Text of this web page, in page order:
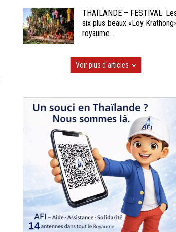
THAÏLANDE – FESTIVAL:
six plus beaux «Loy
royaume...
Voir plus d'articles